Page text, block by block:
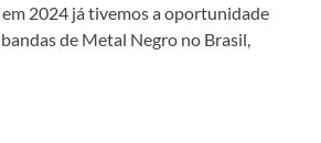
em 2024 já tivemos a oportunidade
de Metal Negro no Brasil,